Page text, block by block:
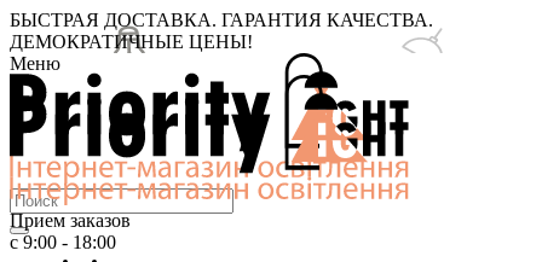
БЫСТРАЯ ДОСТАВКА. ГАРАНТИЯ КАЧЕСТВА.
ДЕМОКРАТИЧНЫЕ ЦЕНЫ!
Меню
Прием заказов
с 9:00 - 18:00